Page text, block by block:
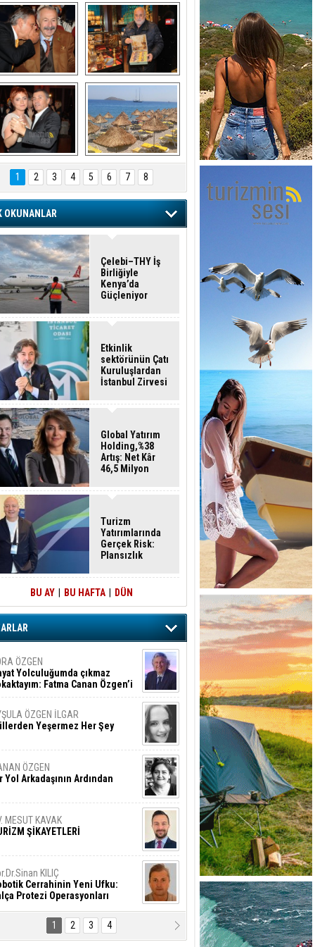
ULUSOY ve
BAĞLIKAYA
Avni Ongurlar ile
DEDEMAN
TATİL
1
2 3 4 5 6 7 8
OKUNANLAR
Çelebi–THY İş
Birliğiyle
Kenya’da
Güçleniyor
Etkinlik
sektörünün Çatı
Kuruluşlardan
İstanbul Zirvesi
Global Yatırım
Holding,%38
Artış: Net Kâr
46,5 Milyon
Turizm
Yatırımlarında
Gerçek Risk:
Plansızlık
BU AY BU HAFTA DÜN
ÖZGEN
Yolculuğumda çıkmaz
Fatma Canan Özgen’i
ÖZGEN İLGAR
Yeşermez Her Şey
ÖZGEN
Yol Arkadaşının Ardından
MESUT KAVAK
ŞİKAYETLERİ
KILIÇ
Cerrahinin Yeni Ufku:
Protezi Operasyonları
BAŞAN
Şaşırmayacağız
1 2 3 4